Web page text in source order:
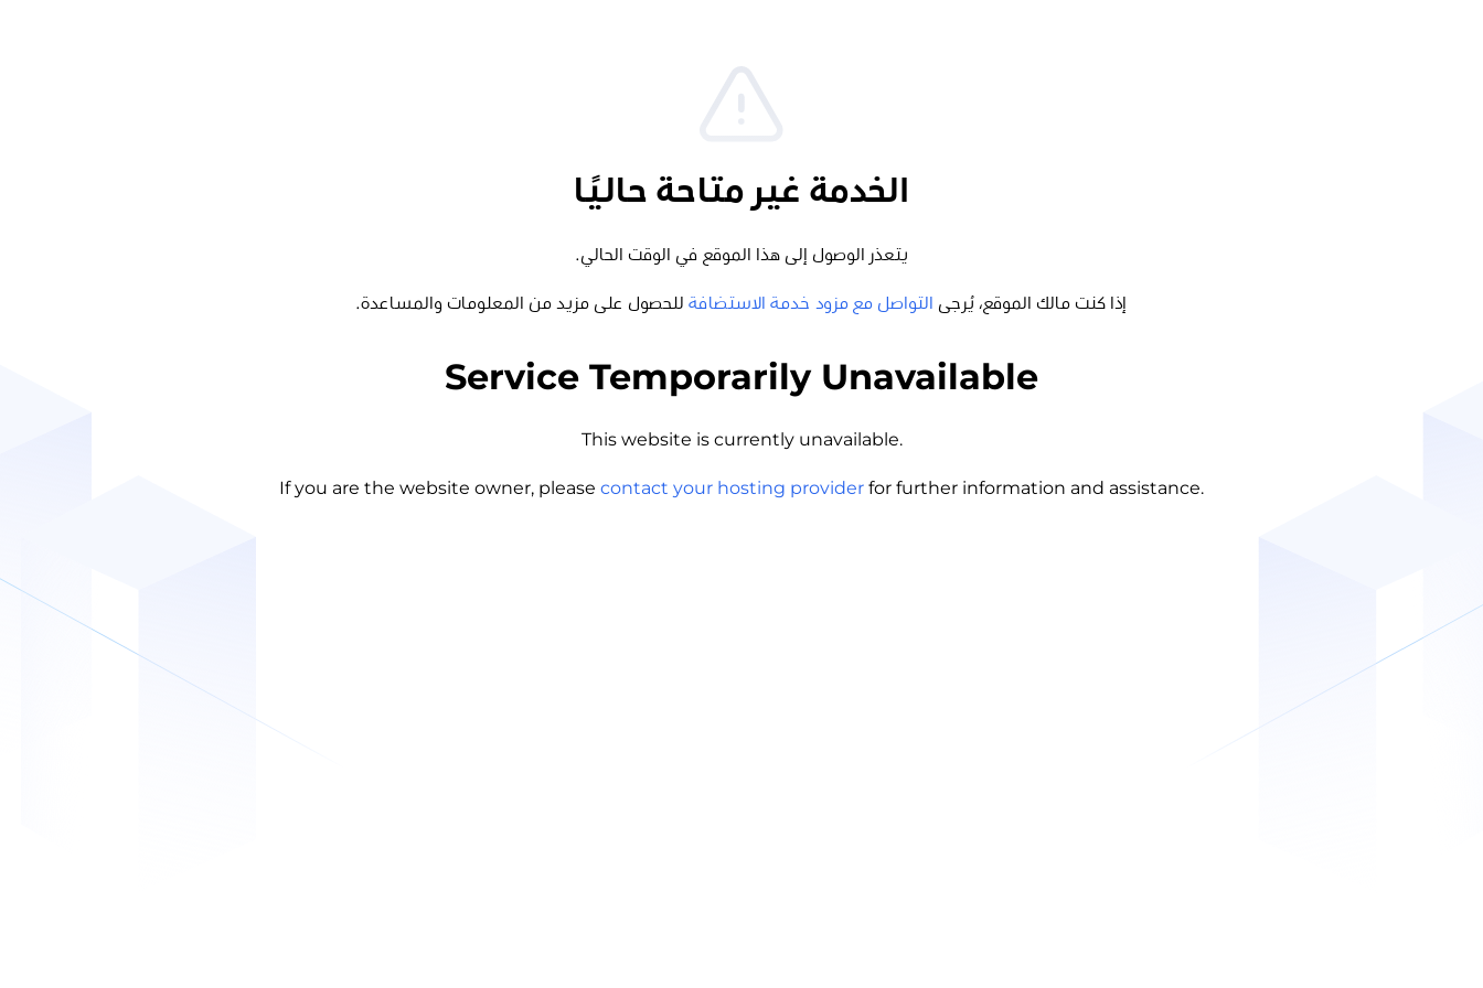
الخدمة غير متاحة حاليًا
يتعذر الوصول إلى هذا الموقع في الوقت الحالي.
إذا كنت مالك الموقع، يُرجى التواصل مع مزود خدمة الاستضافة للحصول على مزيد من المعلومات والمساعدة.
Service Temporarily Unavailable
This website is currently unavailable.
If you are the website owner, please contact your hosting provider for further information and assistance.